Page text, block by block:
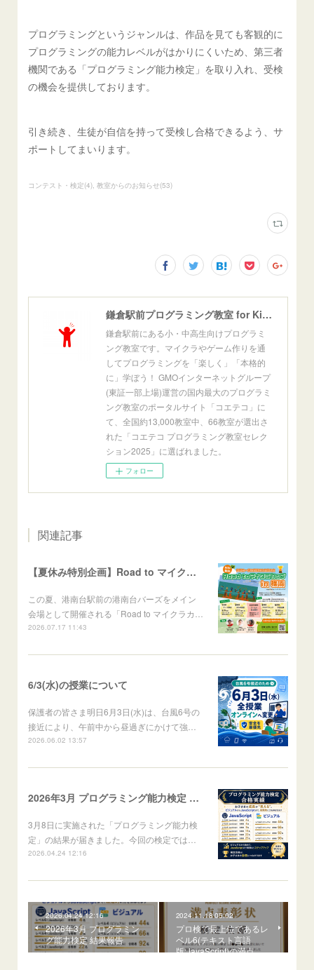
プログラミングというジャンルは、作品を見ても客観的に
プログラミングの能力レベルがはかりにくいため、第三者
機関である「プログラミング能力検定」を取り入れ、受検
の機会を提供しております。
引き続き、生徒が自信を持って受検し合格できるよう、サ
ポートしてまいります。
コンテスト・検定(4) 教室からのお知らせ(53)
鎌倉駅前プログラミング教室 for Kids[公式]
鎌倉駅前にある小・中高生向けプログラミ
ング教室です。マイクラやゲーム作りを通
してプログラミングを「楽しく」「本格的
に」学ぼう！ GMOインターネットグループ
(東証一部上場)運営の国内最大のプログラミ
ング教室のポータルサイト「コエテコ」に
て、全国約13,000教室中、66教室が選出さ
れた「コエテコ プログラミング教室セレク
ション2025」に選ばれました。
フォロー
関連記事
【夏休み特別企画】Road to マイクラカップ in 横浜
この夏、港南台駅前の港南台バーズをメイン
会場として開催される「Road to マイクラカ…
2026.07.17 11:43
6/3(水)の授業について
保護者の皆さま明日6月3日(水)は、台風6号の
接近により、午前中から昼過ぎにかけて強…
2026.06.02 13:57
2026年3月 プログラミング能力検定 結果報告
3月8日に実施された「プログラミング能力検
定」の結果が届きました。​今回の検定では…
2026.04.24 12:16
2026.04.24 12:16
2026年3月 プログラミン
グ能力検定 結果報告
2024.11.18 05:02
プロ検で最上位であるレ
ベル6(テキスト言語
版:JavaScript)の満点…